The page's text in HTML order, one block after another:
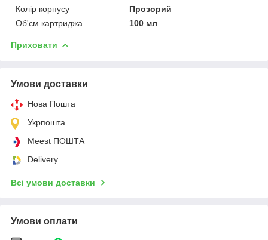
Колір корпусу
Прозорий
Об'єм картриджа
100 мл
Приховати
Умови доставки
Нова Пошта
Укрпошта
Meest ПОШТА
Delivery
Всі умови доставки
Умови оплати